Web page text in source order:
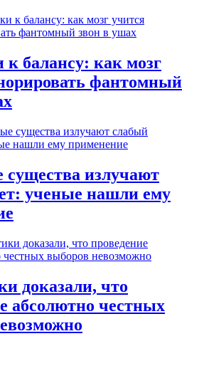
балансу: как мозг
фантомный
излучают
ученые нашли ему
доказали, что
абсолютно честных